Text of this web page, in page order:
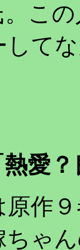
こ
て
愛
作
ゃ